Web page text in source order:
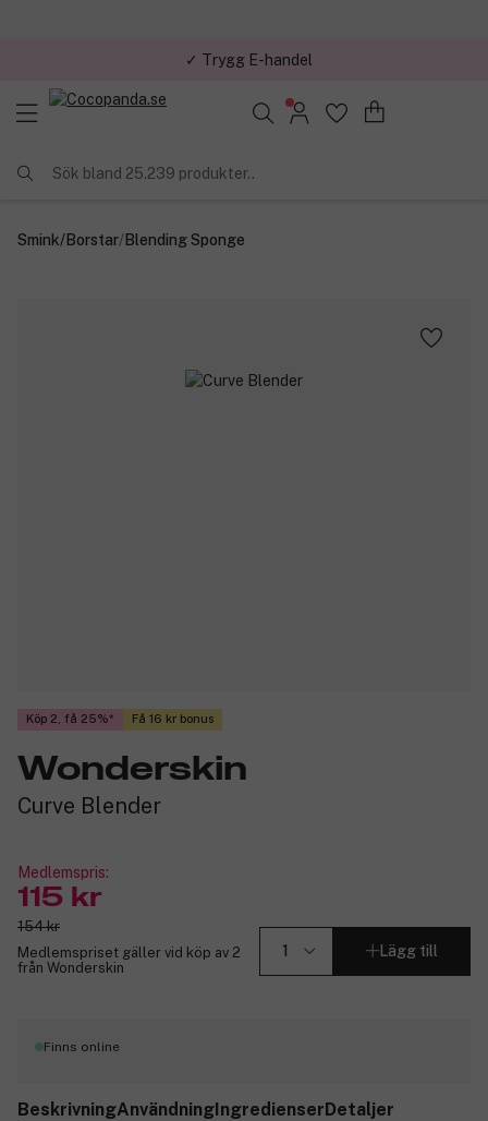
✓ Trygg E-handel
Sök bland 25.239 produkter..
Smink/Borstar/Blending Sponge
Köp 2, få 25% Få 16 kr bonus
Wonderskin
Curve Blender
Medlemspris:
115 kr
154 kr
Medlemspriset gäller vid köp av 2
från Wonderskin
Lägg till
Finns online
BeskrivningAnvändningIngredienserDetaljer